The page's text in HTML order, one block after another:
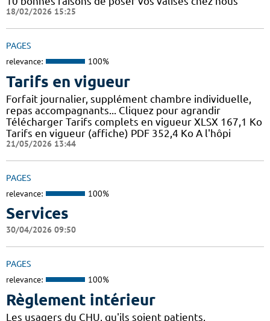
18/02/2026 15:25
PAGES
relevance: 100%
Tarifs en vigueur
Forfait journalier, supplément chambre individuelle,
repas accompagnants... Cliquez pour agrandir
Télécharger Tarifs complets en vigueur XLSX 167,1 Ko
Tarifs en vigueur (affiche) PDF 352,4 Ko A l'hôpi
21/05/2026 13:44
PAGES
relevance: 100%
Services
30/04/2026 09:50
PAGES
relevance: 100%
Règlement intérieur
Les usagers du CHU, qu'ils soient patients,